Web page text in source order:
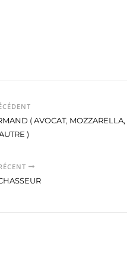
( AVOCAT, MOZZARELLA,
)